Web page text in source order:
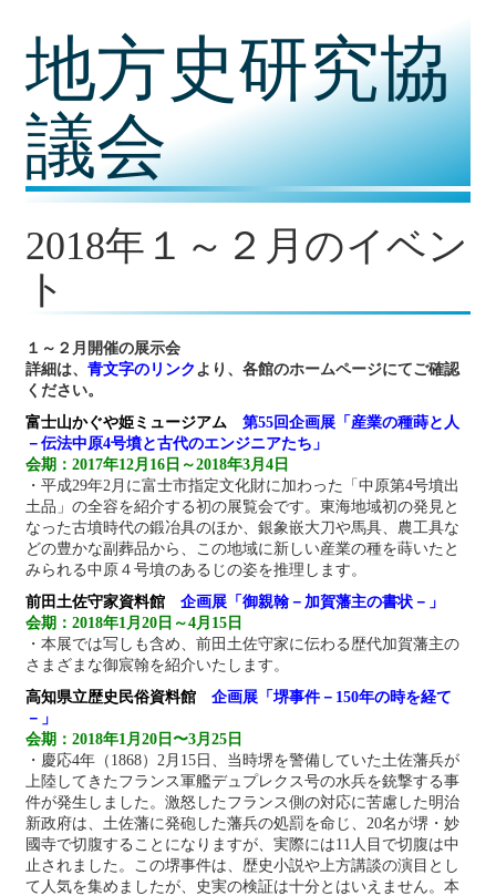
地方史研究協
議会
2018年１～２月のイベン
ト
１～２ 月開催の展示会
詳細は、 青文字のリンク より、各館のホームページにてご確認
ください。
富士山かぐや姫ミュージアム
第55回企画展「産業の種蒔と人
－伝法中原4号墳と古代のエンジニアたち」
会期：2017年12月16日～2018年3月4日
・平成29年2月に富士市指定文化財に加わった「中原第4号墳出
土品」の全容を紹介する初の展覧会です。東海地域初の発見と
なった古墳時代の鍛冶具のほか、銀象嵌大刀や馬具、農工具な
どの豊かな副葬品から、この地域に新しい産業の種を蒔いたと
みられる中原４号墳のあるじの姿を推理します。
前田土佐守家資料館
企画展「 御親翰－加賀藩主の書状－ 」
会期：2018年1月20日～4月15日
・本展では写しも含め、前田土佐守家に伝わる歴代加賀藩主の
さまざまな御宸翰を紹介いたします。
高知県立歴史民俗資料館
企画展「堺事件－150年の時を経て
－」
会期：2018年1月20日〜3月25日
・慶応4年（1868）2月15日、当時堺を警備していた土佐藩兵が
上陸してきたフランス軍艦デュプレクス号の水兵を銃撃する事
件が発生しました。激怒したフランス側の対応に苦慮した明治
新政府は、土佐藩に発砲した藩兵の処罰を命じ、20名が堺・妙
國寺で切腹することになりますが、実際には11人目で切腹は中
止されました。この堺事件は、歴史小説や上方講談の演目とし
て人気を集めましたが、史実の検証は十分とはいえません。本